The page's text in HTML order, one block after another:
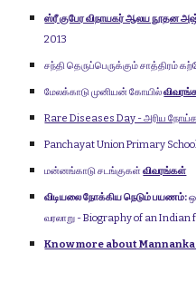
ஸ்ரீ குபேர விநாயகர் ஆலய நூதன
2013
சந்தி தெருப்பெருக்கும் சாத்திரம்
மேலக்காடு முனியன் கோயில்
Rare Diseases Day - அரிய
Panchayat Union Primary
மன்னங்காடு சடங்குகள்விவரங்கள்
விடியலை நோக்கிய நெடும் பயணம்:
வரலாறு - Biography of an
Know more about